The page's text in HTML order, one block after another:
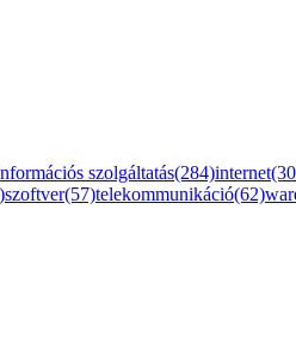
szolgáltatás(284)
szoftver(57)telekommunikáció(62)